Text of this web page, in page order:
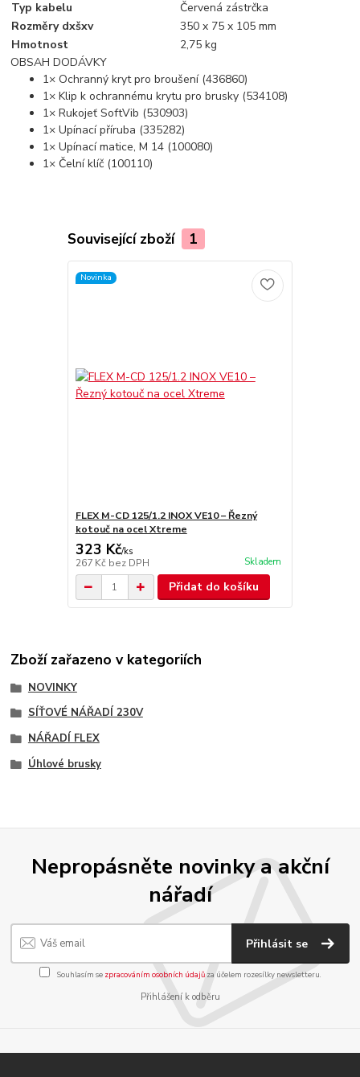
Typ kabelu
Červená zástrčka
Rozměry dxšxv
350 x 75 x 105 mm
Hmotnost
2,75 kg
OBSAH DODÁVKY
1× Ochranný kryt pro broušení (436860)
1× Klip k ochrannému krytu pro brusky (534108)
1× Rukojeť SoftVib (530903)
1× Upínací příruba (335282)
1× Upínací matice, M 14 (100080)
1× Čelní klíč (100110)
Související zboží 1
Novinka
FLEX M-CD 125/1.2 INOX VE10 – Řezný
kotouč na ocel Xtreme
323 Kč/ks
267 Kč bez DPH Skladem
Přidat do košíku
Zboží zařazeno v kategoriích
NOVINKY
SÍŤOVÉ NÁŘADÍ 230V
NÁŘADÍ FLEX
Úhlové brusky
Nepropásněte novinky a akční
nářadí
Přihlásit se
Souhlasím se zpracováním osobních údajůza účelem rozesílky newsletteru.
Přihlášení k odběru